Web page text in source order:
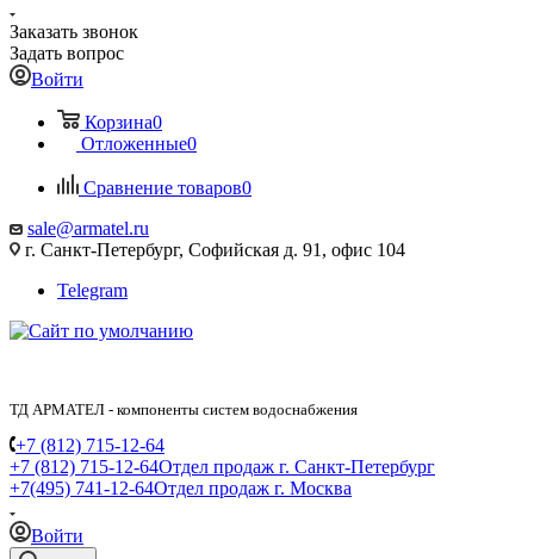
Заказать звонок
Задать вопрос
Войти
Корзина0
Отложенные0
Сравнение товаров0
sale@armatel.ru
г. Санкт-Петербург, Софийская д. 91, офис 104
Telegram
ТД АРМАТЕЛ - компоненты систем водоснабжения
+7 (812) 715-12-64
+7 (812) 715-12-64Отдел продаж г. Санкт-Петербург
+7(495) 741-12-64Отдел продаж г. Москва
Войти